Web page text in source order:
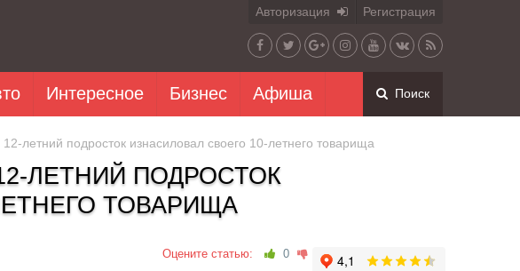
Авторизация Регистрация
Интересное Бизнес Афиша Поиск
летний подросток изнасиловал своего 10-летнего товарища
ЛЕТНИЙ ПОДРОСТОК
ТОВАРИЩА
Оцените статью: 0